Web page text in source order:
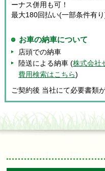
ーナス併用も可！
最大180回払い(一部条件有り
お車の納車について
店頭での納車
陸送による納車 (株式会社
費用検索はこちら)
ご契約後 当社にて必要書類